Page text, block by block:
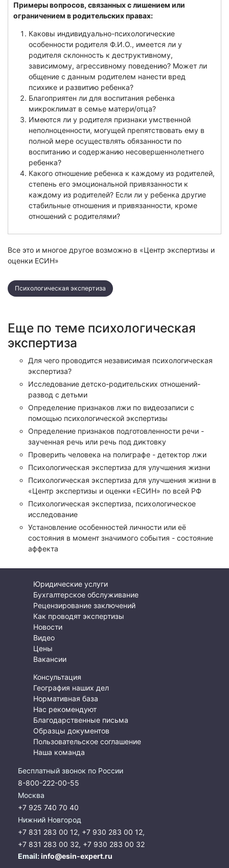
Примеры вопросов, связанных с лишением или
ограничением в родительских правах:
Каковы индивидуально-психологические
особенности родителя Ф.И.О., имеется ли у
родителя склонность к деструктивному,
зависимому, агрессивному поведению? Может ли
общение с данным родителем нанести вред
психике и развитию ребенка?
Благоприятен ли для воспитания ребенка
микроклимат в семье матери/отца?
Имеются ли у родителя признаки умственной
неполноценности, могущей препятствовать ему в
полной мере осуществлять обязанности по
воспитанию и содержанию несовершеннолетнего
ребенка?
Какого отношение ребенка к каждому из родителей,
степень его эмоциональной привязанности к
каждому из родителей? Если ли у ребенка другие
стабильные отношения и привязанности, кроме
отношений с родителями?
Все это и многое другое возможно в «Центр экспертизы и
оценки ЕСИН»
Психологическая экспертиза
Еще по теме психологическая
экспертиза
Для чего проводится независимая психологическая
экспертиза?
Исследование детско-родительских отношений-
развод с детьми
Определение признаков лжи по видеозаписи с
помощью психологической экспертизы
Определение признаков подготовленности речи -
заученная речь или речь под диктовку
Проверить человека на полиграфе - детектор лжи
Психологическая экспертиза для улучшения жизни
Психологическая экспертиза для улучшения жизни в
«Центр экспертизы и оценки «ЕСИН» по всей РФ
Психологическая экспертиза, психологическое
исследование
Установление особенностей личности или её
состояния в момент значимого события - состояние
аффекта
Юридические услуги
Бухгалтерское обслуживание
Рецензирование заключений
Как проводят экспертизы
Новости
Видео
Цены
Вакансии
Консультация
География наших дел
Нормативная база
Нас рекомендуют
Благодарственные письма
Образцы документов
Пользовательское соглашение
Наша команда
Бесплатный звонок по России
8-800-222-00-55
Москва
+7 925 740 70 40
Нижний Новгород
+7 831 283 00 12, +7 930 283 00 12,
+7 831 283 00 32, +7 930 283 00 32
Email:info@esin-expert.ru